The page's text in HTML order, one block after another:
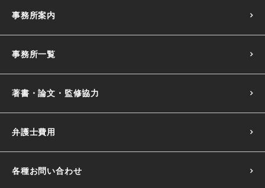
事務所案内
事務所一覧
著書・論文・監修協力
弁護士費用
各種お問い合わせ